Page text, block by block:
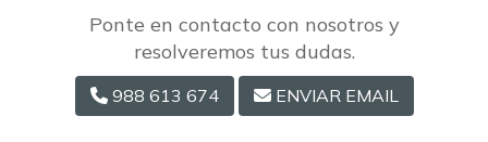
Ponte en contacto con nosotros y
resolveremos tus dudas.
988 613 674 ENVIAR EMAIL